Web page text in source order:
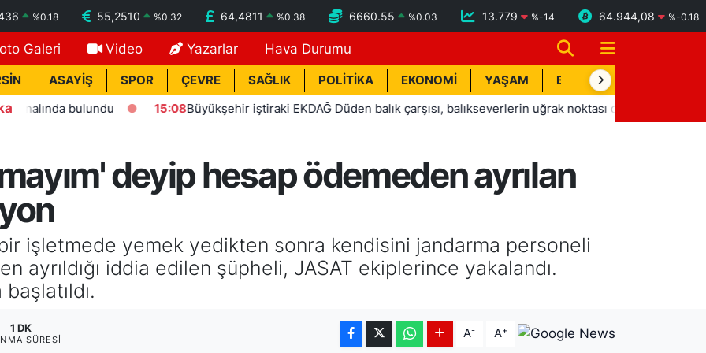
%0.18 55,2510 %0.32 64,4811 %0.38 6660.55 %0.03 13.779 %-14 64.944,08 %-0.18
Galeri Video Yazarlar Hava Durumu
ASAYİŞ SPOR ÇEVRE SAĞLIK POLİTİKA EKONOMİ YAŞAM BİK İLAN
bulundu 15:08 Büyükşehir iştiraki EKDAĞ Düden balık çarşısı, balıkseverlerin uğrak noktası oldu
deyip hesap ödemeden ayrılan
işletmede yemek yedikten sonra kendisini jandarma personeli
ayrıldığı iddia edilen şüpheli, JASAT ekiplerince yakalandı.
1 DK
SÜRESI A- A+